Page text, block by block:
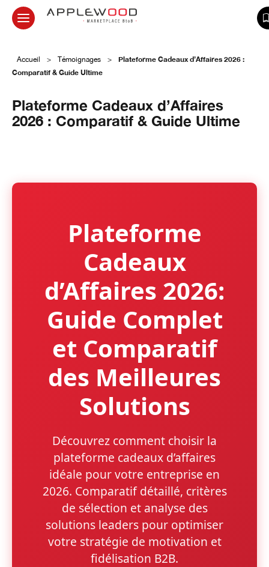
Accueil > Témoignages >
Plateforme Cadeaux d’Affaires 2026 :
Comparatif & Guide Ultime
Plateforme Cadeaux d’Affaires
2026 : Comparatif & Guide Ultime
Plateforme
Cadeaux
d’Affaires 2026:
Guide Complet
et Comparatif
des Meilleures
Solutions
Découvrez comment choisir la
plateforme cadeaux d’affaires
idéale pour votre entreprise en
2026. Comparatif détaillé, critères
de sélection et analyse des
solutions leaders pour optimiser
votre stratégie de motivation et
fidélisation B2B.